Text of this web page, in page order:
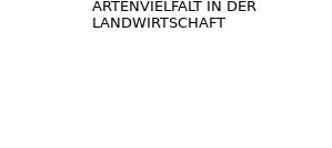
ARTENVIELFALT IN DER
LANDWIRTSCHAFT